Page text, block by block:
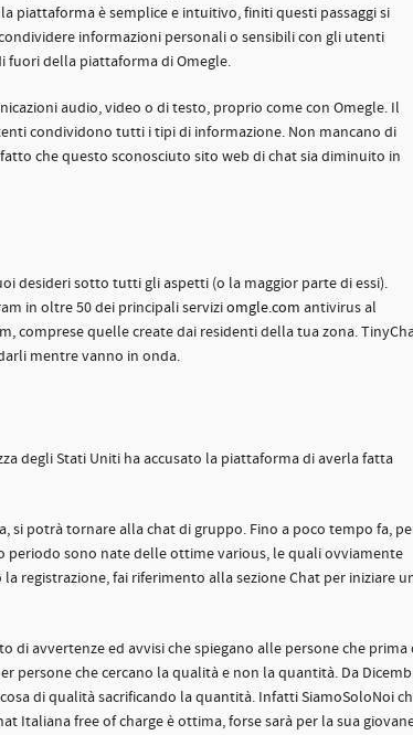
piattaforma è semplice e intuitivo, finiti questi passaggi si
informazioni personali o sensibili con gli utenti
fuori della piattaforma di Omegle.
audio, video o di testo, proprio come con Omegle. Il
condividono tutti i tipi di informazione. Non mancano di
che questo sconosciuto sito web di chat sia diminuito in
desideri sotto tutti gli aspetti (o la maggior parte di essi).
in oltre 50 dei principali serviziomgle.com antivirus al
comprese quelle create dai residenti della tua zona.
mentre vanno in onda.
degli Stati Uniti ha accusato la piattaforma di averla fatta
si potrà tornare alla chat di gruppo. Fino a poco tempo fa,
periodo sono nate delle ottime various, le quali ovviamente
registrazione, fai riferimento alla sezione Chat per iniziare
di avvertenze ed avvisi che spiegano alle persone che prima
persone che cercano la qualità e non la quantità. Da
di qualità sacrificando la quantità. Infatti SiamoSoloNoi
Italiana free of charge è ottima, forse sarà per la sua